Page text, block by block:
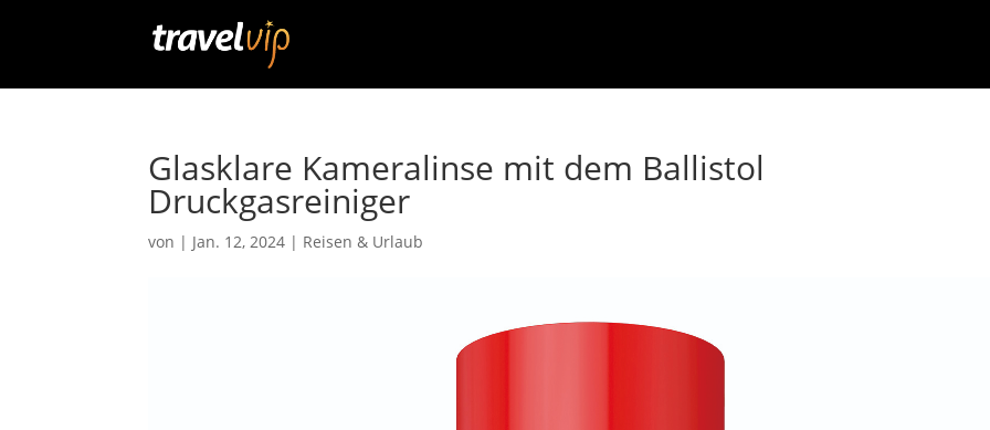
Glasklare Kameralinse mit dem Ballistol
Druckgasreiniger
von | Jan. 12, 2024 | Reisen & Urlaub